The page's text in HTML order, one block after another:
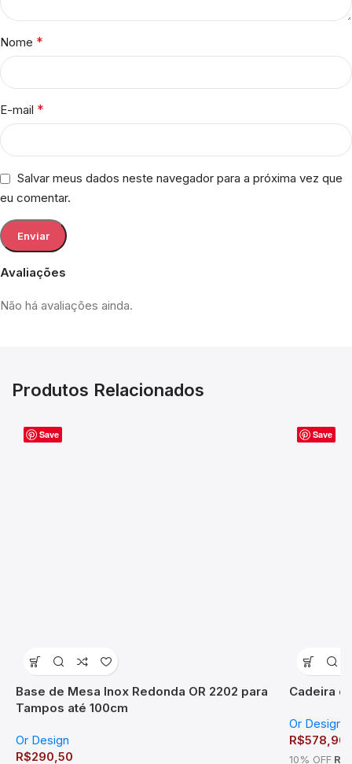
Avaliações
Não há avaliações ainda.
Nome *
E-mail *
Salvar meus dados neste navegador para a próxima vez que
eu comentar.
Produtos Relacionados
Save
Base de Mesa Inox Redonda OR 2202 para
Tampos até 100cm
Or Design
R$290,50
Save
Cadeira
Or Design
R$578,90
10% OFF R$